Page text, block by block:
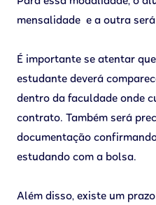
mensalidade e a outra
É importante se atentar
estudante deverá
dentro da faculdade onde
contrato. Também será
documentação
estudando com a bolsa.
Além disso, existe um